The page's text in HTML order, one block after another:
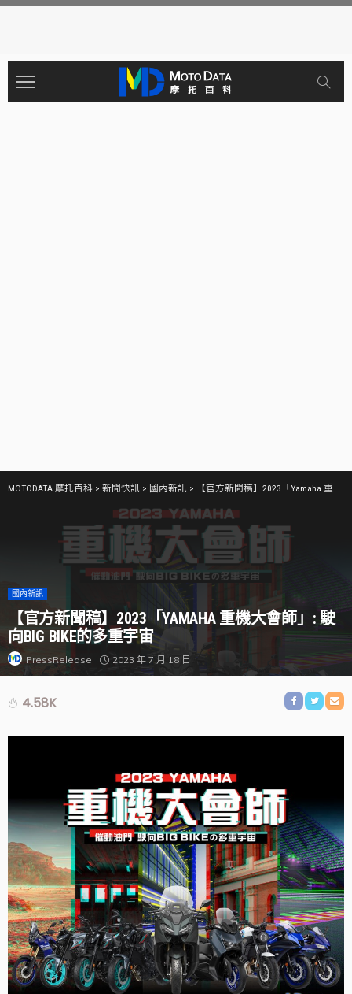
MOTODATA 摩托百科 > 新聞快訊 > 國內新訊 > 【官方新聞稿】2023「Yamaha 重機大會師」: 駛向BIG BIKE的多重宇宙
國內新訊
【官方新聞稿】2023「YAMAHA 重機大會師」: 駛
向BIG BIKE的多重宇宙
PressRelease 2023 年 7 月 18 日
4.58K